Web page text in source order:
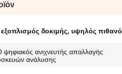
δοκιμής, υψηλός
ψηφιακός ανιχνευτής απαλλαγής
ανάλυσης